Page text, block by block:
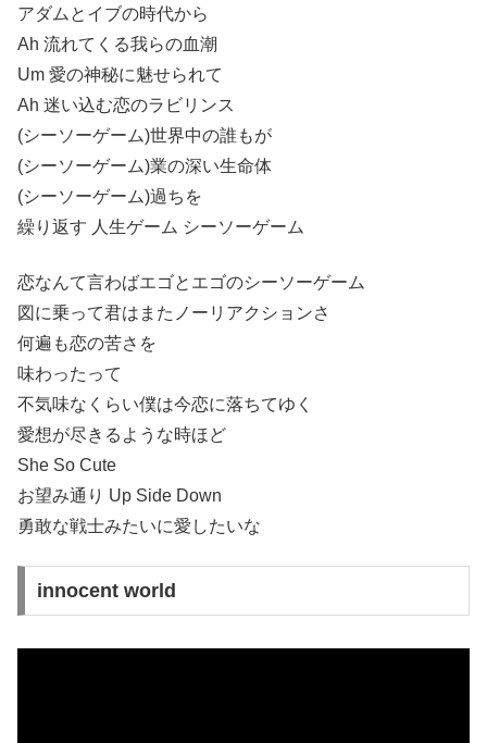
アダムとイブの時代から
Ah 流れてくる我らの血潮
Um 愛の神秘に魅せられて
Ah 迷い込む恋のラビリンス
(シーソーゲーム)世界中の誰もが
(シーソーゲーム)業の深い生命体
(シーソーゲーム)過ちを
繰り返す 人生ゲーム シーソーゲーム
恋なんて言わばエゴとエゴのシーソーゲーム
図に乗って君はまたノーリアクションさ
何遍も恋の苦さを
味わったって
不気味なくらい僕は今恋に落ちてゆく
愛想が尽きるような時ほど
She So Cute
お望み通り Up Side Down
勇敢な戦士みたいに愛したいな
innocent world